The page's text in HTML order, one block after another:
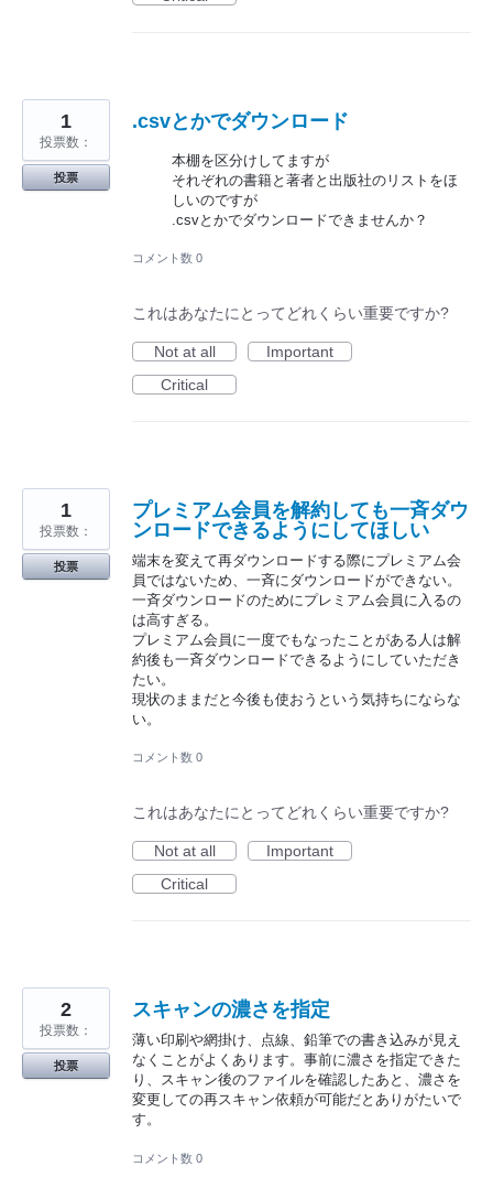
.csvとかでダウンロード
本棚を区分けしてますが
それぞれの書籍と著者と出版社のリストをほ
しいのですが
.csvとかでダウンロードできませんか？
1
投票数：
投票
コメント数 0
これはあなたにとってどれくらい重要ですか?
Not at all
Important
Critical
プレミアム会員を解約しても一斉ダウ
ンロードできるようにしてほしい
端末を変えて再ダウンロードする際にプレミアム会
員ではないため、一斉にダウンロードができない。
一斉ダウンロードのためにプレミアム会員に入るの
は高すぎる。
プレミアム会員に一度でもなったことがある人は解
約後も一斉ダウンロードできるようにしていただき
たい。
現状のままだと今後も使おうという気持ちにならな
い。
1
投票数：
投票
コメント数 0
これはあなたにとってどれくらい重要ですか?
Not at all
Important
Critical
スキャンの濃さを指定
薄い印刷や網掛け、点線、鉛筆での書き込みが見え
なくことがよくあります。事前に濃さを指定できた
り、スキャン後のファイルを確認したあと、濃さを
変更しての再スキャン依頼が可能だとありがたいで
す。
2
投票数：
投票
コメント数 0